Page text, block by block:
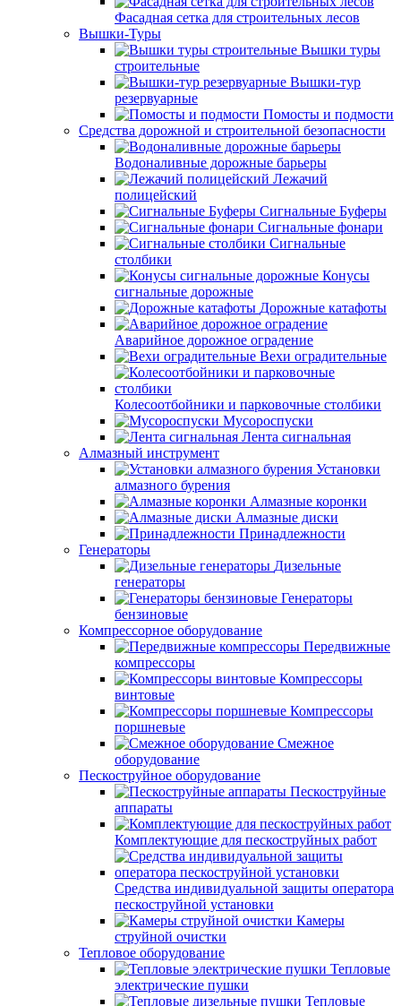
Фасадная сетка для строительных лесов
Вышки-Туры
Вышки туры
строительные
Вышки-тур
резервуарные
Помосты и подмости
Средства дорожной и строительной безопасности
Водоналивные дорожные барьеры
Лежачий
полицейский
Сигнальные Буферы
Сигнальные фонари
Сигнальные
столбики
Конусы
сигнальные дорожные
Дорожные катафоты
Аварийное дорожное оградение
Вехи оградительные
Колесоотбойники и парковочные столбики
Мусороспуски
Лента сигнальная
Алмазный инструмент
Установки
алмазного бурения
Алмазные коронки
Алмазные диски
Принадлежности
Генераторы
Дизельные
генераторы
Генераторы
бензиновые
Компрессорное оборудование
Передвижные
компрессоры
Компрессоры
винтовые
Компрессоры
поршневые
Смежное
оборудование
Пескоструйное оборудование
Пескоструйные
аппараты
Комплектующие для пескоструйных работ
Средства индивидуальной защиты оператора
пескоструйной установки
Камеры
струйной очистки
Тепловое оборудование
Тепловые
электрические пушки
Тепловые